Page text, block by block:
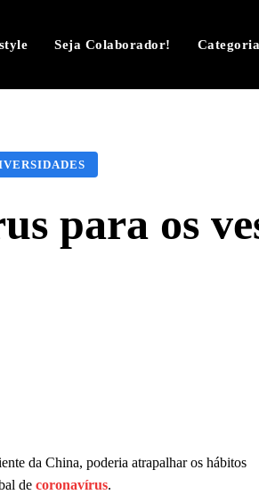
Seja Colaborador!
para os
da China, poderia atrapalhar os hábitos
de coronavírus.